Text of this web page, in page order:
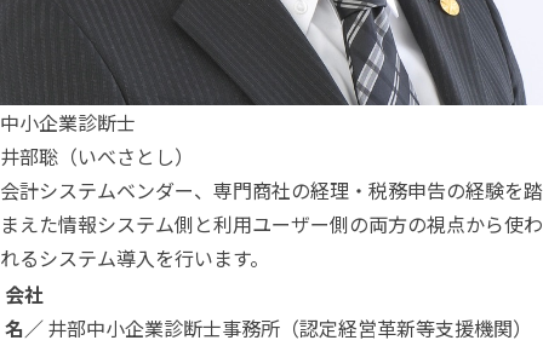
中小企業診断士
井部聡（いべさとし）
会計システムベンダー、専門商社の経理・税務申告の経験を踏
まえた情報システム側と利用ユーザー側の両方の視点から使わ
れるシステム導入を行います。
会社
名／井部中小企業診断士事務所（認定経営革新等支援機関）